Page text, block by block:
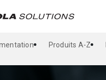
Produits A-Z
inter-RF